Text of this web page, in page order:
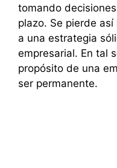
tomando
plazo. Se pierde
a una estrategia
empresarial. En tal
propósito de una
ser permanente.